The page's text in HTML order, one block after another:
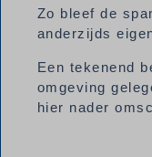
Zo bleef de
anderzijds
Een tekenend
omgeving
hier nader